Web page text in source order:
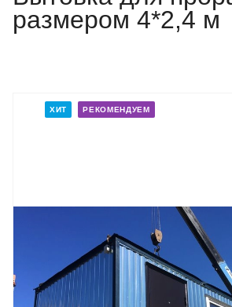
размером 4*2,4 м
ХИТ РЕКОМЕНДУЕМ